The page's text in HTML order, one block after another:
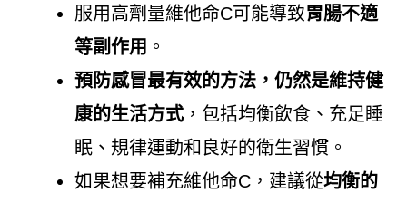
服用高劑量維他命C可能導致胃腸不適
等副作用 。
預防感冒最有效的方法，仍然是維持健
康的生活方式，包括均衡飲食、充足睡
眠、規律運動和良好的衛生習慣。
如果想要補充維他命C，建議從均衡的